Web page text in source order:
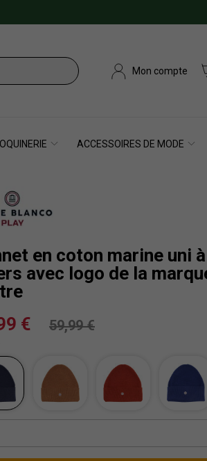
Mon compte
ACCESSOIRES DE MODE
en coton marine uni à
avec logo de la
€
59,99 €